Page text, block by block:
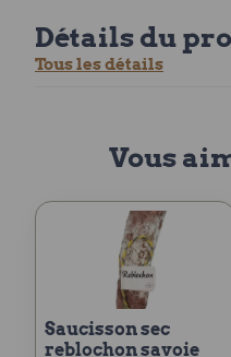
Détails du
Tous les détails
Vous
saucisson sec
reblochon savoie